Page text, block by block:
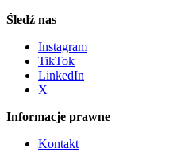
Śledź nas
Instagram
TikTok
LinkedIn
X
Informacje prawne
Kontakt